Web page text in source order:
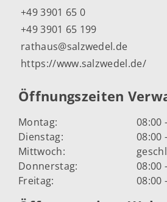
+49 3901 65 0
+49 3901 65 199
rathaus@salzwedel.de
https://www.salzwedel.de/
Öffnungszeiten
Montag:
08:00
Dienstag:
08:00
Mittwoch:
Donnerstag:
08:00
Freitag:
08:00